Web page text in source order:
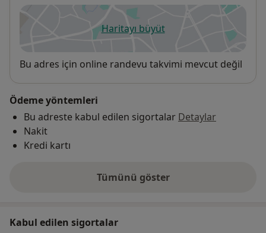
Haritayı büyütyeni bir sekmede açılır
Uygunluk
Bu adres için online randevu takvimi mevcut değil
Ödeme yöntemleri
Bu adreste kabul edilen sigortalar Detaylar
Nakit
Kredi kartı
Tümünü göster
adres hakkında
Kabul edilen sigortalar